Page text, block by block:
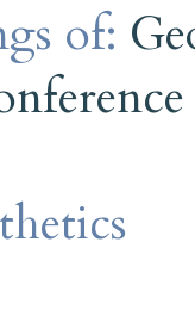
of: